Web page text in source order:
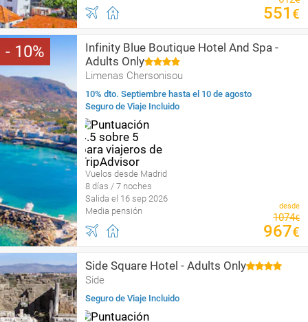
551 €
10
Infinity Blue Boutique Hotel And Spa -
Adults Only
Limenas Chersonisou
10% dto. Septiembre hasta el 10 de agosto
Seguro de Viaje Incluido
Vuelos desde Madrid
8 días / 7 noches
Salida el 16 sep 2026
Media pensión
desde
1074€
967€
Side Square Hotel - Adults Only
Side
Seguro de Viaje Incluido